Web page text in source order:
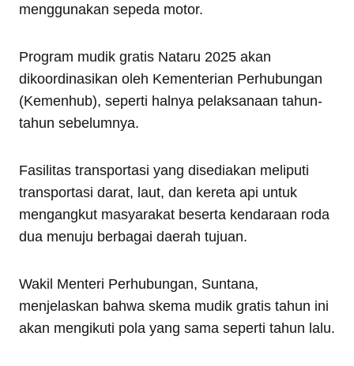
menggunakan sepeda motor.
Program mudik gratis Nataru 2025 akan
dikoordinasikan oleh Kementerian Perhubungan
(Kemenhub), seperti halnya pelaksanaan tahun-
tahun sebelumnya.
Fasilitas transportasi yang disediakan meliputi
transportasi darat, laut, dan kereta api untuk
mengangkut masyarakat beserta kendaraan roda
dua menuju berbagai daerah tujuan.
Wakil Menteri Perhubungan, Suntana,
menjelaskan bahwa skema mudik gratis tahun ini
akan mengikuti pola yang sama seperti tahun lalu.